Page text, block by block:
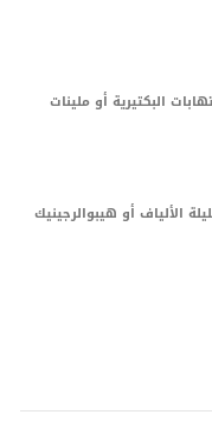
البكتيرية أو ملينات
الألياف أو هيبوالرجينيك